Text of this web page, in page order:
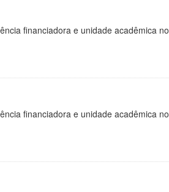
financiadora e unidade acadêmica no
financiadora e unidade acadêmica no